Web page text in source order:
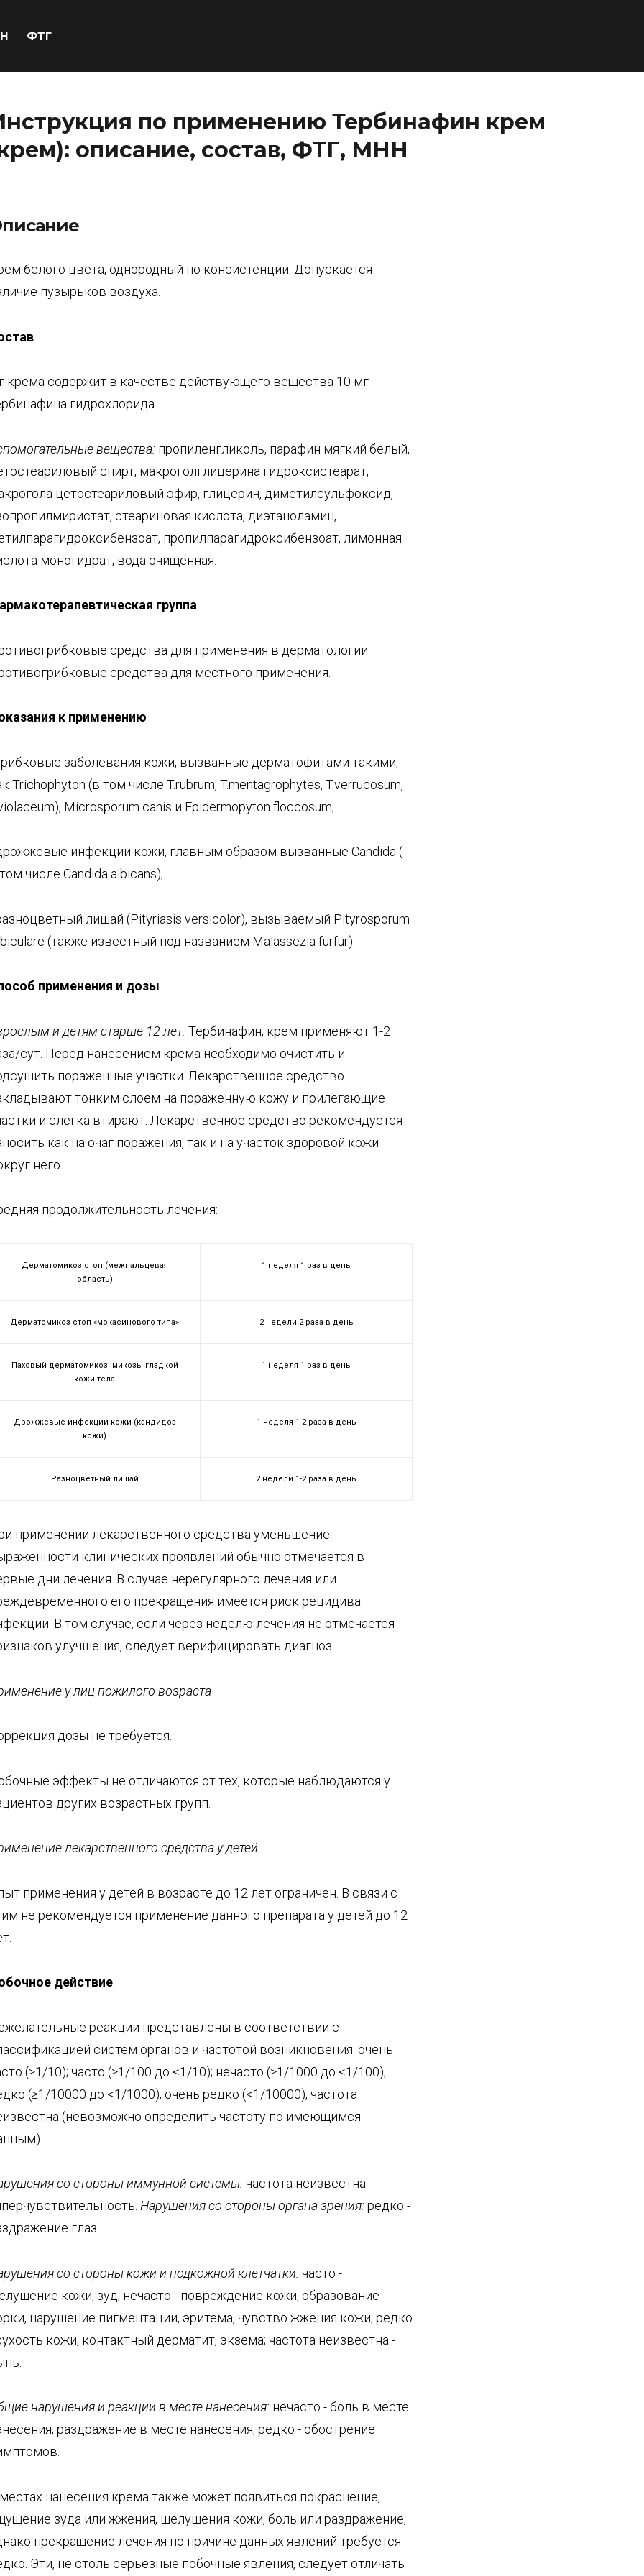
ФТГ
по применению Тербинафин крем
описание, состав, ФТГ, МНН
белого цвета, однородный по консистенции. Допускается
пузырьков воздуха.
крема содержит в качестве действующего вещества 10 мг
гидрохлорида.
вещества: пропиленгликоль, парафин мягкий белый,
спирт, макроголглицерина гидроксистеарат,
цетостеариловый эфир, глицерин, диметилсульфоксид,
стеариновая кислота, диэтаноламин,
пропилпарагидроксибензоат, лимонная
моногидрат, вода очищенная.
группа
средства для применения в дерматологии.
средства для местного применения.
к применению
заболевания кожи, вызванные дерматофитами такими,
Trichophyton (в том числе T.rubrum, T.mentagrophytes, T.verrucosum,
Microsporum canis и Epidermopyton floccosum;
инфекции кожи, главным образом вызванные Candida (
числе Candida albicans);
лишай (Pityriasis versicolor), вызываемый Pityrosporum
(также известный под названием Malassezia furfur).
применения и дозы
и детям старше 12 лет: Тербинафин, крем применяют 1-2
сут. Перед нанесением крема необходимо очистить и
пораженные участки. Лекарственное средство
тонким слоем на пораженную кожу и прилегающие
и слегка втирают. Лекарственное средство рекомендуется
как на очаг поражения, так и на участок здоровой кожи
него.
продолжительность лечения:
Дерматомикоз стоп (межпальцевая
область)
1 неделя 1 раз в день
Дерматомикоз стоп «мокасинового типа» 2 недели 2 раза в день
Паховый дерматомикоз, микозы гладкой
кожи тела
1 неделя 1 раз в день
Дрожжевые инфекции кожи (кандидоз
кожи)
1 неделя 1-2 раза в день
Разноцветный лишай 2 недели 1-2 раза в день
применении лекарственного средства уменьшение
клинических проявлений обычно отмечается в
дни лечения. В случае нерегулярного лечения или
его прекращения имеется риск рецидива
В том случае, если через неделю лечения не отмечается
улучшения, следует верифицировать диагноз.
у лиц пожилого возраста
дозы не требуется.
эффекты не отличаются от тех, которые наблюдаются у
других возрастных групп.
лекарственного средства у детей
применения у детей в возрасте до 12 лет ограничен. В связи с
не рекомендуется применение данного препарата у детей до 12
действие
реакции представлены в соответствии с
систем органов и частотой возникновения: очень
(≥1/10); часто (≥1/100 до <1/10); нечасто (≥1/1000 до <1/100);
(≥1/10000 до <1/1000); очень редко (<1/10000), частота
(невозможно определить частоту по имеющимся
со стороны иммунной системы: частота неизвестна -
Нарушения со стороны органа зрения: редко -
глаз.
со стороны кожи и подкожной клетчатки: часто -
кожи, зуд; нечасто - повреждение кожи, образование
нарушение пигментации, эритема, чувство жжения кожи; редко
кожи, контактный дерматит, экзема; частота неизвестна -
нарушения и реакции в месте нанесения: нечасто - боль в месте
раздражение в месте нанесения; редко - обострение
нанесения крема также может появиться покраснение,
зуда или жжения, шелушения кожи, боль или раздражение,
прекращение лечения по причине данных явлений требуется
Эти, не столь серьезные побочные явления, следует отличать